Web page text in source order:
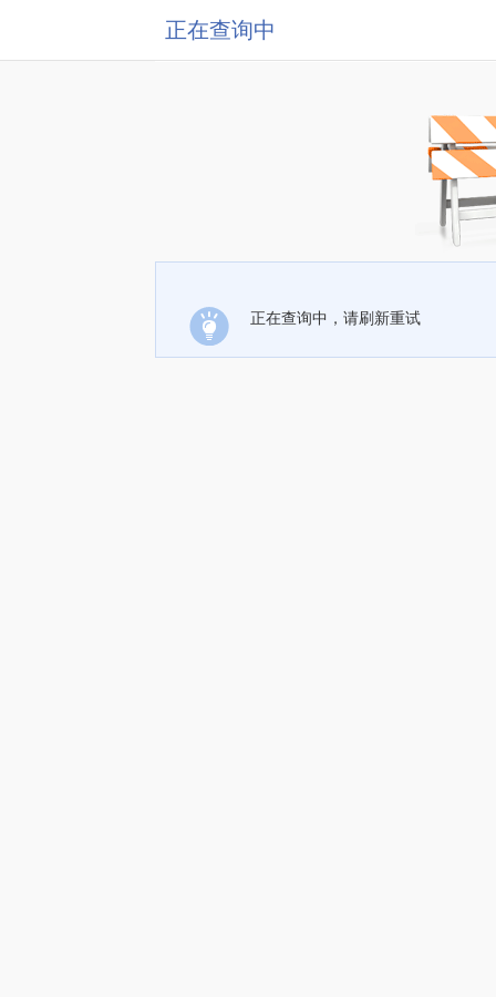
正在查询中
正在查询中，请刷新重试